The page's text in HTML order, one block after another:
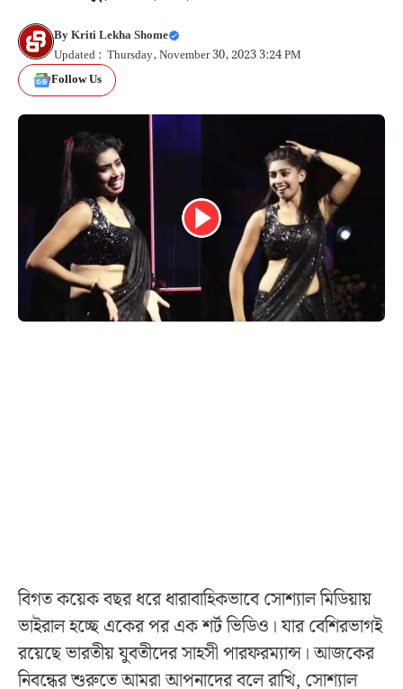
ByKriti Lekha Shome
Updated : Thursday, November 30, 2023 3:24 PM
Follow Us
বিগত কয়েক বছর ধরে ধারাবাহিকভাবে সোশ্যাল মিডিয়ায়
ভাইরাল হচ্ছে একের পর এক শর্ট ভিডিও। যার বেশিরভাগই
রয়েছে ভারতীয় যুবতীদের সাহসী পারফরম্যান্স। আজকের
নিবন্ধের শুরুতে আমরা আপনাদের বলে রাখি, সোশ্যাল